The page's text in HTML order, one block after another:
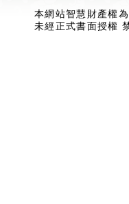
本網站智慧財產權
未經正式書面授權